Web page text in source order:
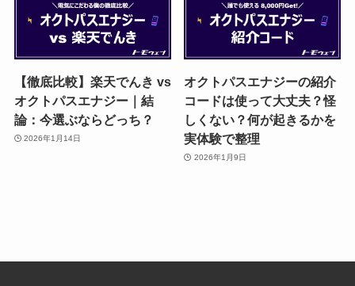
【徹底比較】楽天でんき vs
オクトパスエナジー｜結
論：今選ぶならどっち？
2026年1月14日
オクトパスエナジーの紹介
コードは使って大丈夫？怪
しくない？何が起きるかを
実体験で整理
2026年1月9日